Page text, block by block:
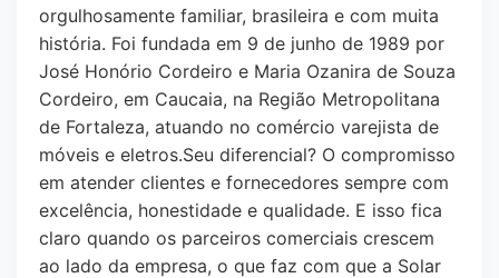
orgulhosamente familiar, brasileira e com muita
história. Foi fundada em 9 de junho de 1989 por
José Honório Cordeiro e Maria Ozanira de Souza
Cordeiro, em Caucaia, na Região Metropolitana
de Fortaleza, atuando no comércio varejista de
móveis e eletros.Seu diferencial? O compromisso
em atender clientes e fornecedores sempre com
excelência, honestidade e qualidade. E isso fica
claro quando os parceiros comerciais crescem
ao lado da empresa, o que faz com que a Solar